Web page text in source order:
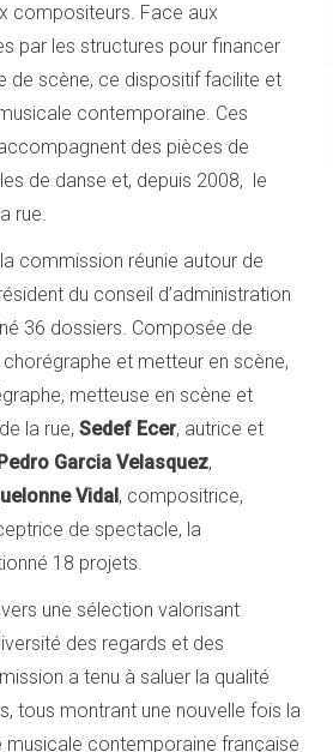
compositeurs. Face aux
par les structures pour financer
de scène, ce dispositif facilite et
contemporaine. Ces
des pièces de
de danse et, depuis 2008, le
rue.
commission réunie autour de
du conseil d’administration
36 dossiers. Composée de
chorégraphe et metteur en scène,
metteuse en scène et
la rue, Sedef Ecer, autrice et
Garcia Velasquez,
Vidal, compositrice,
de spectacle, la
18 projets.
une sélection valorisant
des regards et des
a tenu à saluer la qualité
tous montrant une nouvelle fois la
musicale contemporaine française